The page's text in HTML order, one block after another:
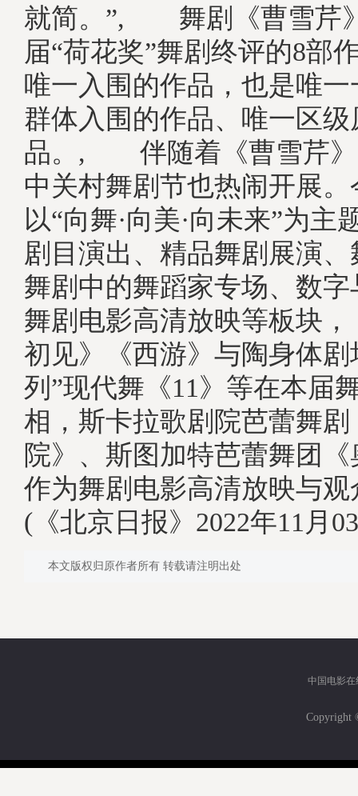
就简。”, 舞剧《曹雪芹
届“荷花奖”舞剧终评的8部
唯一入围的作品，也是唯
群体入围的作品、唯一区级
品。, 伴随着《曹雪芹》
中关村舞剧节也热闹开展
以“向舞·向美·向未来”为主
剧目演出、精品舞剧展演
舞剧中的舞蹈家专场、数
舞剧电影高清放映等板块
初见》《西游》与陶身体剧
列”现代舞《11》等在本届
相，斯卡拉歌剧院芭蕾舞
院》、斯图加特芭蕾舞团
作为舞剧电影高清放映
(《北京日报》2022年11月
本文版权归原作者所有 转载请注明出处
中国电影在
Copyright